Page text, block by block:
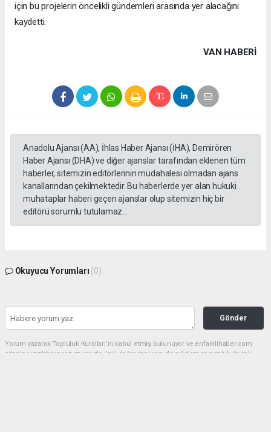
için bu projelerin öncelikli gündemleri arasında yer alacağını
kaydetti.
VAN HABERİ
Anadolu Ajansı (AA), İhlas Haber Ajansı (İHA), Demirören
Haber Ajansı (DHA) ve diğer ajanslar tarafından eklenen tüm
haberler, sitemizin editörlerinin müdahalesi olmadan ajans
kanallarından çekilmektedir. Bu haberlerde yer alan hukuki
muhataplar haberi geçen ajanslar olup sitemizin hiç bir
editörü sorumlu tutulamaz...
Okuyucu Yorumları (0)
Gönder
Yorum yazarak Topluluk Kuralları’nı kabul etmiş bulunuyor ve enfarklihaber.com
sitesine yaptığınız yorumunuzla ilgili doğrudan veya dolaylı tüm sorumluluğu tek